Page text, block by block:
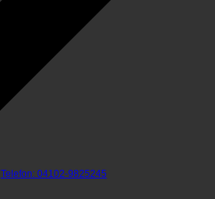
Telefon: 04102-9825245